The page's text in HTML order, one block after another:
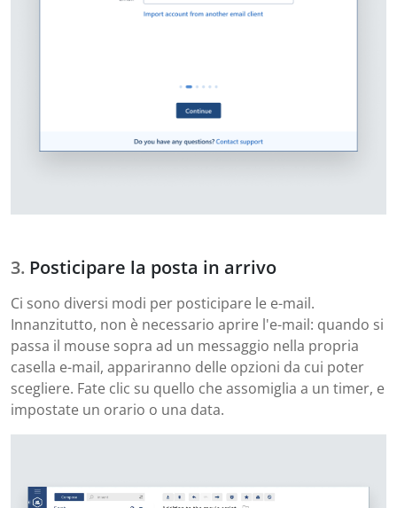
Posticipare la posta in arrivo
Ci sono diversi modi per posticipare le e-mail.
Innanzitutto, non è necessario aprire l'e-mail: quando si
passa il mouse sopra ad un messaggio nella propria
casella e-mail, appariranno delle opzioni da cui poter
scegliere. Fate clic su quello che assomiglia a un timer, e
impostate un orario o una data.